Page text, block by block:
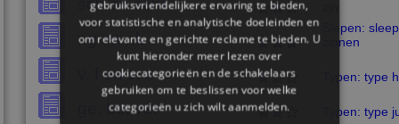
sch en schr
ng en nk
v, f en s, z
ge, be, ver
Slepen:
zinnen
Typen: type
Typen: type
gebruiksvriendelijkere ervaring te bieden,
voor statistische en analytische doeleinden en
om relevante en gerichte reclame te bieden. U
kunt hieronder meer lezen over
cookiecategorieën en de schakelaars
gebruiken om te beslissen voor welke
categorieën u zich wilt aanmelden.